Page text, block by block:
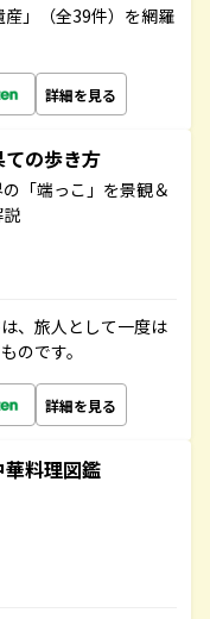
」（全39件）を網羅
詳細を見る
の歩き方
「端っこ」を景観＆
、旅人として一度は
のです。
詳細を見る
料理図鑑